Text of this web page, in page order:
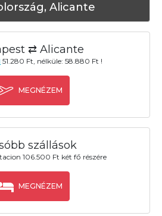
Alicante
⇄ Alicante
51.280 Ft, nélküle: 58.880 Ft !
MEGNÉZEM
szállások
106.500 Ft két fő részére
MEGNÉZEM